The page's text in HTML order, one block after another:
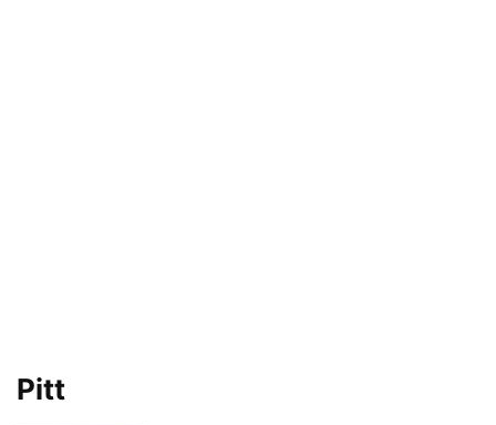
Pitt